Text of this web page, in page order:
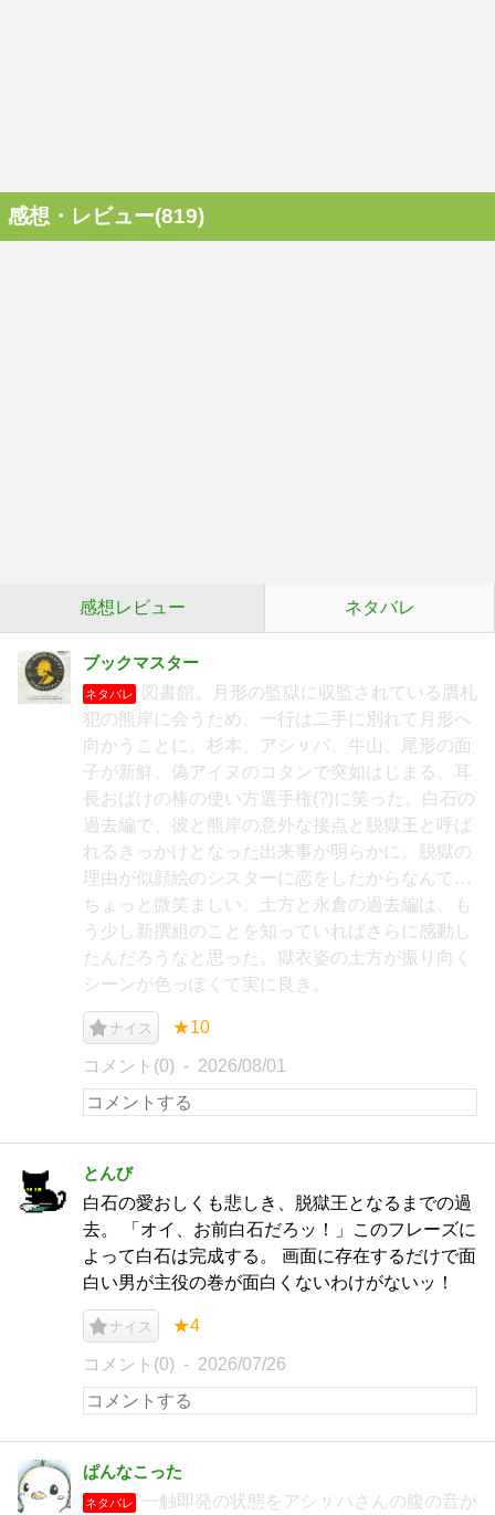
感想・レビュー(819)
感想レビュー ネタバレ
ブックマスター
ネタバレ
図書館。月形の監獄に収監されている贋札
犯の熊岸に会うため、一行は二手に別れて月形へ
向かうことに。杉本、アシㇼパ、牛山、尾形の面
子が新鮮。偽アイヌのコタンで突如はじまる、耳
長おばけの棒の使い方選手権(?)に笑った。白石の
過去編で、彼と熊岸の意外な接点と脱獄王と呼ば
れるきっかけとなった出来事が明らかに。脱獄の
理由が似顔絵のシスターに恋をしたからなんて…
ちょっと微笑ましい。土方と永倉の過去編は、も
う少し新撰組のことを知っていればさらに感動し
たんだろうなと思った。獄衣姿の土方が振り向く
シーンが色っぽくて実に良き。
ナイス ★10
コメント(0) 2026/08/01
とんび
白石の愛おしくも悲しき、脱獄王となるまでの過
去。 「オイ、お前白石だろッ！」このフレーズに
よって白石は完成する。 画面に存在するだけで面
白い男が主役の巻が面白くないわけがないッ！
ナイス ★4
コメント(0) 2026/07/26
ぱんなこった
ネタバレ 一触即発の状態をアシㇼパさんの腹の音が